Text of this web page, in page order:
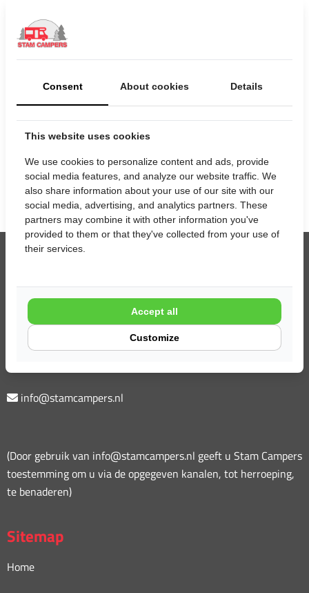
aanvraag!
Selecteer uw huurperiode
Einddatum
Stam Campers
Melkweg 16 a
6621 BT Dreumel (bij Tiel)
info@stamcampers.nl
(Door gebruik van info@stamcampers.nl geeft u Stam Campers
toestemming om u via de opgegeven kanalen, tot herroeping,
te benaderen)
Sitemap
Home
Consent About cookies Details
This website uses cookies
We use cookies to personalize content and ads, provide
social media features, and analyze our website traffic. We
also share information about your use of our site with our
social media, advertising, and analytics partners. These
partners may combine it with other information you've
provided to them or that they've collected from your use of
their services.
Customize
Accept all